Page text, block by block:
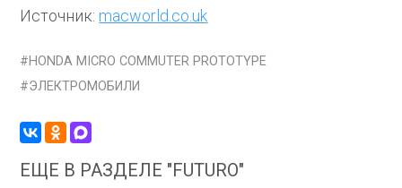
Источник: macworld.co.uk
HONDA MICRO COMMUTER PROTOTYPE
ЭЛЕКТРОМОБИЛИ
ЕЩЕ В РАЗДЕЛЕ "FUTURO"